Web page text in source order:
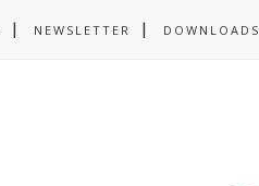
NEWSLETTER DOWNLOADS